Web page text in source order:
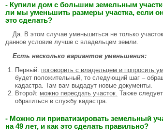
- Купили дом с большим земельным
ли мы уменьшить размеры участка, если
это сделать?
Да. В этом случае уменьшиться не только
данное условие лучше с владельцем земли.
Есть несколько вариантов уменьшения:
Первый: поговорить с владельцем и попросить
будет положительный, то следующий шаг –
кадастра. Там вам выдадут новые документы.
Второй: можно пересдать участок. Также
обратиться в службу кадастра.
- Можно ли приватизировать земельный
на 49 лет, и как это сделать правильно?